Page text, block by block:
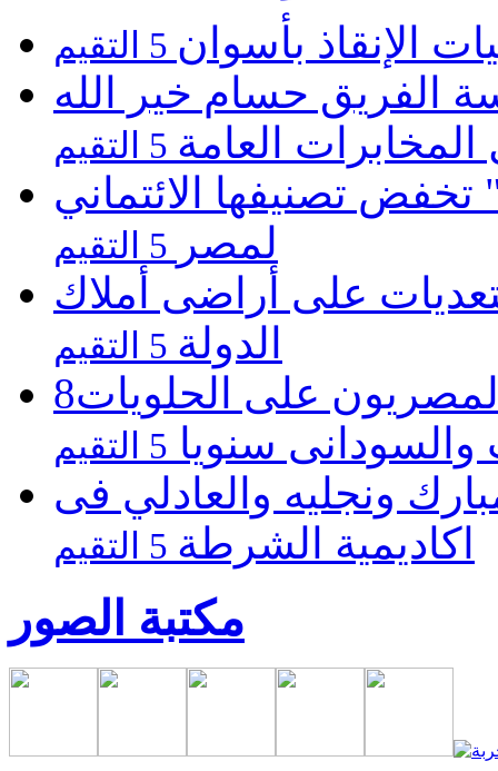
الإنقاذ بأسوان
الفريق حسام خير الله
العامة
تصنيفها الائتماني
لمصر
على أراضى أملاك
الدولة
8مليارات جنيه ينفقها المصريون على الحلويات
سنويا 5 التقيم
ونجليه والعادلي فى
اكاديمية الشرطة
مكتبة الصور